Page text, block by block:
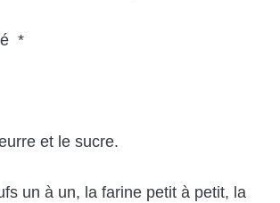
*
et le sucre.
un à un, la farine petit à petit, la